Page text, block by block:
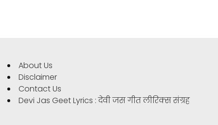
About Us
Disclaimer
Contact Us
Devi Jas Geet Lyrics : देवी जस गीत लीरिक्स संग्रह